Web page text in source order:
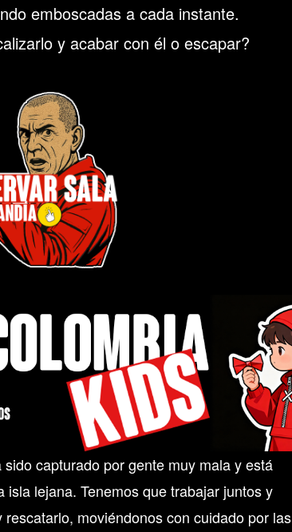
emboscadas a cada instante.
y acabar con él o escapar?
capturado por gente muy mala y está
lejana. Tenemos que trabajar juntos y
moviéndonos con cuidado por las